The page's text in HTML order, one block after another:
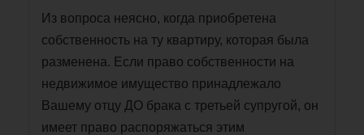
Из вопроса неясно, когда приобретена
собственность на ту квартиру, которая была
разменена. Если право собственности на
недвижимое имущество принадлежало
Вашему отцу ДО брака с третьей супругой, он
имеет право распоряжаться этим